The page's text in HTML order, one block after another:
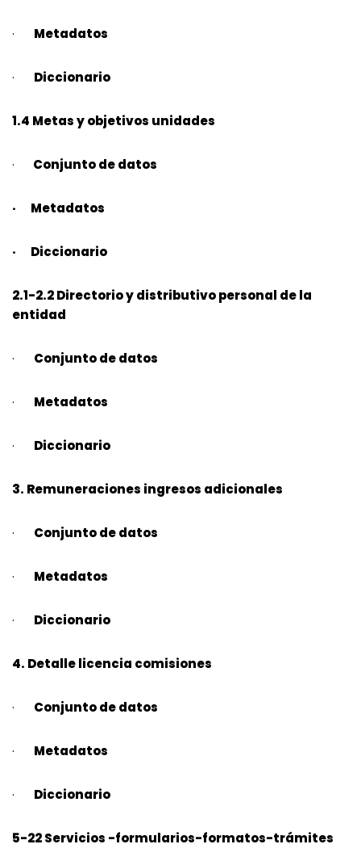
· Metadatos
· Diccionario
1.4 Metas y objetivos unidades
· Conjunto de datos
· Metadatos
· Diccionario
2.1-2.2 Directorio y distributivo personal de la
entidad
· Conjunto de datos
· Metadatos
· Diccionario
3. Remuneraciones ingresos adicionales
· Conjunto de datos
· Metadatos
· Diccionario
4. Detalle licencia comisiones
· Conjunto de datos
· Metadatos
· Diccionario
5-22 Servicios -formularios-formatos-trámites